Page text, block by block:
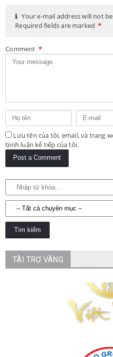
Your e-mail address will not
Required fields are marked *
Comment *
Lưu tên của tôi, email, và trang
bình luận kế tiếp của tôi.
TÀI TRỢ VÀNG